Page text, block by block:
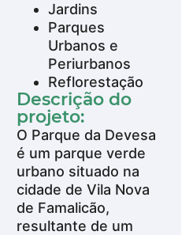
Jardins
Parques
Urbanos e
Periurbanos
Reflorestação
Descrição do
projeto:
O Parque da Devesa
é um parque verde
urbano situado na
cidade de Vila Nova
de Famalicão,
resultante de um